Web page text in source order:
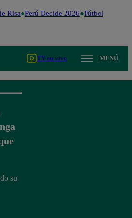
Risa Perú Decide 2026 Fútbol peruano
TV en vivo MENÚ
su